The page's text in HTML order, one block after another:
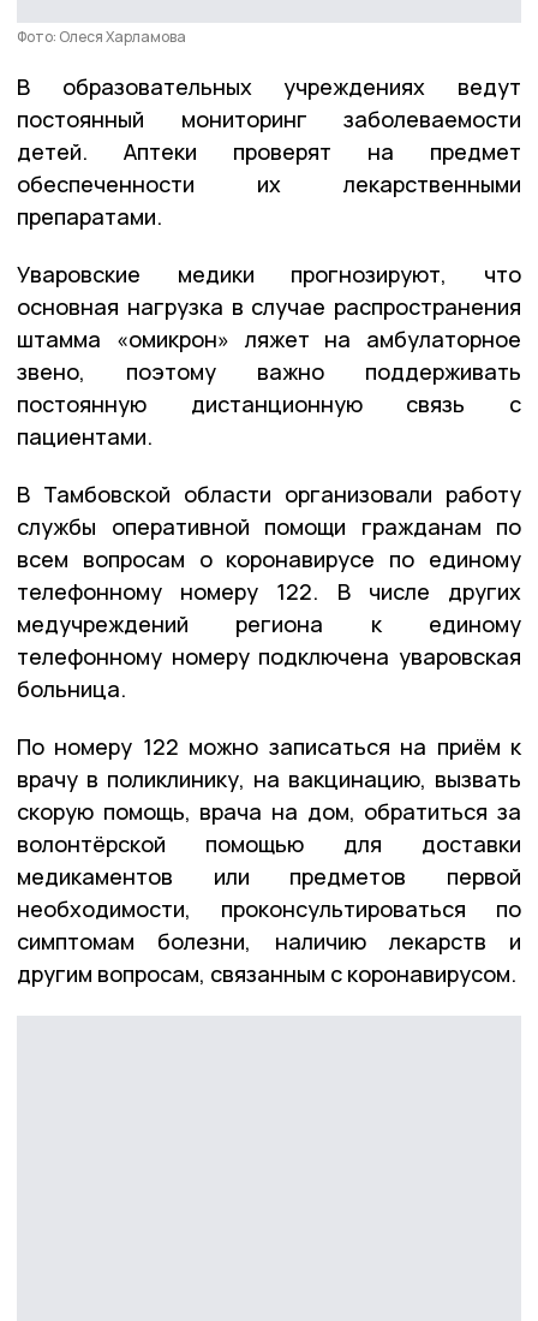
Фото: Олеся Харламова
В образовательных учреждениях ведут
постоянный мониторинг заболеваемости
детей. Аптеки проверят на предмет
обеспеченности их лекарственными
препаратами.
Уваровские медики прогнозируют, что
основная нагрузка в случае распространения
штамма «омикрон» ляжет на амбулаторное
звено, поэтому важно поддерживать
постоянную дистанционную связь с
пациентами.
В Тамбовской области организовали работу
службы оперативной помощи гражданам по
всем вопросам о коронавирусе по единому
телефонному номеру 122. В числе других
медучреждений региона к единому
телефонному номеру подключена уваровская
больница.
По номеру 122 можно записаться на приём к
врачу в поликлинику, на вакцинацию, вызвать
скорую помощь, врача на дом, обратиться за
волонтёрской помощью для доставки
медикаментов или предметов первой
необходимости, проконсультироваться по
симптомам болезни, наличию лекарств и
другим вопросам, связанным с коронавирусом.